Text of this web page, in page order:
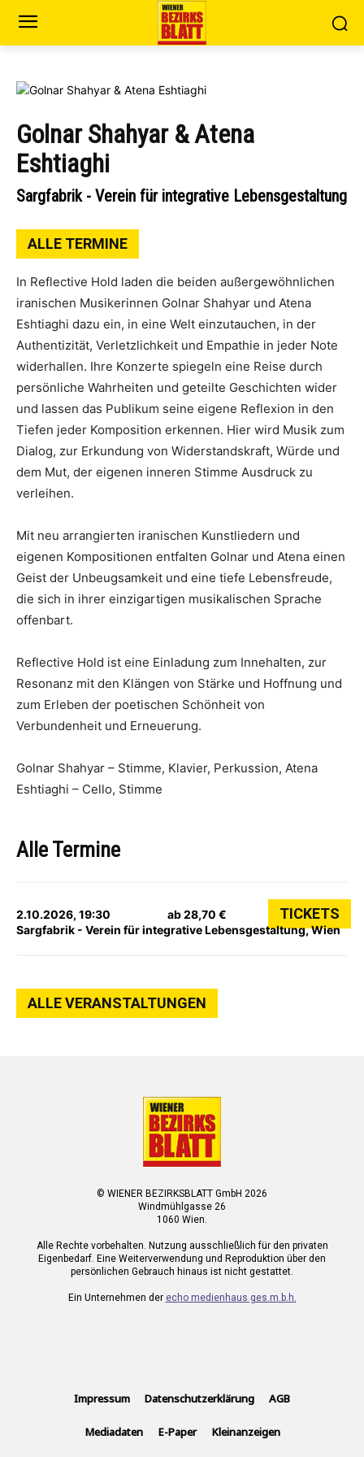
Golnar Shahyar & Atena
Eshtiaghi
Sargfabrik - Verein für integrative Lebensgestaltung
ALLE TERMINE
In Reflective Hold laden die beiden außergewöhnlichen
iranischen Musikerinnen Golnar Shahyar und Atena
Eshtiaghi dazu ein, in eine Welt einzutauchen, in der
Authentizität, Verletzlichkeit und Empathie in jeder Note
widerhallen. Ihre Konzerte spiegeln eine Reise durch
persönliche Wahrheiten und geteilte Geschichten wider
und lassen das Publikum seine eigene Reflexion in den
Tiefen jeder Komposition erkennen. Hier wird Musik zum
Dialog, zur Erkundung von Widerstandskraft, Würde und
dem Mut, der eigenen inneren Stimme Ausdruck zu
verleihen.
Mit neu arrangierten iranischen Kunstliedern und
eigenen Kompositionen entfalten Golnar und Atena einen
Geist der Unbeugsamkeit und eine tiefe Lebensfreude,
die sich in ihrer einzigartigen musikalischen Sprache
offenbart.
Reflective Hold ist eine Einladung zum Innehalten, zur
Resonanz mit den Klängen von Stärke und Hoffnung und
zum Erleben der poetischen Schönheit von
Verbundenheit und Erneuerung.
Golnar Shahyar – Stimme, Klavier, Perkussion, Atena
Eshtiaghi – Cello, Stimme
Alle Termine
2.10.2026, 19:30
Sargfabrik - Verein für integrative Lebensgestaltung, Wien
ab 28,70 € TICKETS
ALLE VERANSTALTUNGEN
© WIENER BEZIRKSBLATT GmbH 2026
Windmühlgasse 26
1060 Wien.
Alle Rechte vorbehalten. Nutzung ausschließlich für den privaten
Eigenbedarf. Eine Weiterverwendung und Reproduktion über den
persönlichen Gebrauch hinaus ist nicht gestattet.
Ein Unternehmen der echo medienhaus ges.m.b.h.
Impressum Datenschutzerklärung AGB
Mediadaten E-Paper Kleinanzeigen